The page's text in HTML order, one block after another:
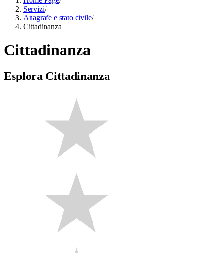
Servizi/
Anagrafe e stato civile/
Cittadinanza
Cittadinanza
Esplora Cittadinanza